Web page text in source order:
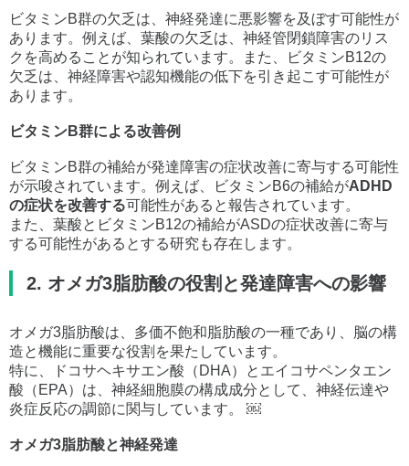
ビタミンB群の欠乏は、神経発達に悪影響を及ぼす可能性が
あります。例えば、葉酸の欠乏は、神経管閉鎖障害のリス
クを高めることが知られています。また、ビタミンB12の
欠乏は、神経障害や認知機能の低下を引き起こす可能性が
あります。
ビタミンB群による改善例
ビタミンB群の補給が発達障害の症状改善に寄与する可能性
が示唆されています。例えば、ビタミンB6の補給がADHD
の症状を改善する可能性があると報告されています。
また、葉酸とビタミンB12の補給がASDの症状改善に寄与
する可能性があるとする研究も存在します。
2. オメガ3脂肪酸の役割と発達障害への影響
オメガ3脂肪酸は、多価不飽和脂肪酸の一種であり、脳の構
造と機能に重要な役割を果たしています。
特に、ドコサヘキサエン酸（DHA）とエイコサペンタエン
酸（EPA）は、神経細胞膜の構成成分として、神経伝達や
炎症反応の調節に関与しています。 ￼
オメガ3脂肪酸と神経発達